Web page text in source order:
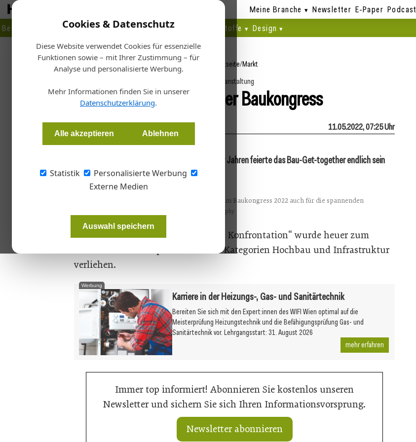
Cookies & Datenschutz
Diese Website verwendet Cookies für essenzielle
Funktionen sowie – mit Ihrer Zustimmung – für
Analyse und personalisierte Werbung.
Mehr Informationen finden Sie in unserer
Datenschutzerklärung.
Alle akzeptieren Ablehnen
Statistik
Personalisierte Werbung
Externe Medien
Auswahl speichern
Meine Branche Newsletter E-Paper Podcast
Betrieb
Planen Bauen Fertigen Bau- + Werkstoffe Design
Startseite/Markt
Veranstaltung
Endlich wieder Baukongress
11.05.2022, 07:25 Uhr
Der Baukongress rief, und alle kamen. Nach vier Jahren feierte das Bau-Get-together endlich sein
großes Comeback.
Über 2.000 Teilnehmer interessierten sich am Baukongress 2022 auch für die spannenden
© ÖBV / Nadine Studeny Photography
Unter dem Motto „Kooperation statt Konfrontation“ wurde heuer zum
dritten Mal der Koop-Award in den Kategorien Hochbau und Infrastruktur
verliehen.
Werbung
Karriere in der Heizungs-, Gas- und Sanitärtechnik
Bereiten Sie sich mit den Expert:innen des WIFI Wien optimal auf die
Meisterprüfung Heizungstechnik und die Befähigungsprüfung Gas- und
Sanitärtechnik vor. Lehrgangsstart: 31. August 2026
mehr erfahren
Immer top informiert! Abonnieren Sie kostenlos unseren
Newsletter und sichern Sie sich Ihren Informationsvorsprung.
Newsletter abonnieren